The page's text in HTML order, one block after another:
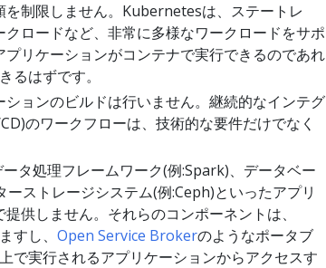
制限しません。Kubernetesは、ステートレ
ロードなど、非常に多様なワークロードをサポ
リケーションがコンテナで実行できるのであれ
はずです。
ョンのビルドは行いません。継続的なインテグ
のワークフローは、技術的な要件だけでなく
タ処理フレームワーク(例:Spark)、データベー
ストレージシステム(例:Ceph)といったアプリ
供しません。それらのコンポーネントは、
すし、 Open Service Brokerのようなポータブ
で実行されるアプリケーションからアクセスす